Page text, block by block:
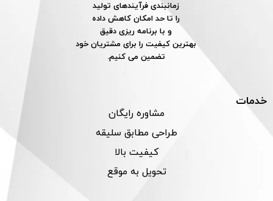
زمانبندی فرآیندهای تولید
را تا حد امکان کاهش داده
و با برنامه ریزی دقیق
بهترین کیفیت را برای مشتریان خود
تضمین می کنیم.
خدمات
مشاوره رایگان
طراحی مطابق سلیقه
کیفیت بالا
تحویل به موقع